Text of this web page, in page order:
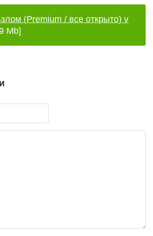
(Premium / все открыто) v
Mb]